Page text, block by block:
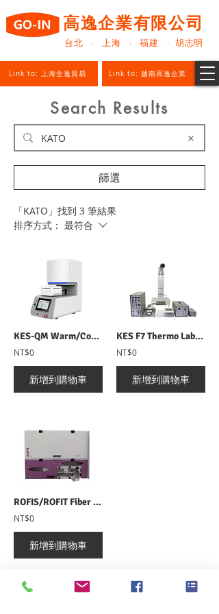
Link to: 上海全逸貿易
高逸企業有限公司
Link to: 越南高逸企業
台北 · 上海 · 福建 · 胡志明
Search Results
篩選
「KATO」找到 3 筆結果
排序方式： 最符合
KES-QM Warm/Cool Feeling qmax Measurement Tester 接觸冷暖感Qmax分析儀
NT$0
新增到購物車
KES F7 Thermo Labo 接觸冷暖感測試儀
NT$0
新增到購物車
ROFIS/ROFIT Fiber Sampling Station 纖維線上白度、回潮檢測系統
NT$0
新增到購物車